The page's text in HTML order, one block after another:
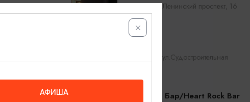
Калининград, Ленинский проспект, 16
Калининград, ул.Судостроительная
Сердце Рок Бар/Heart Rock Bar
АФИША